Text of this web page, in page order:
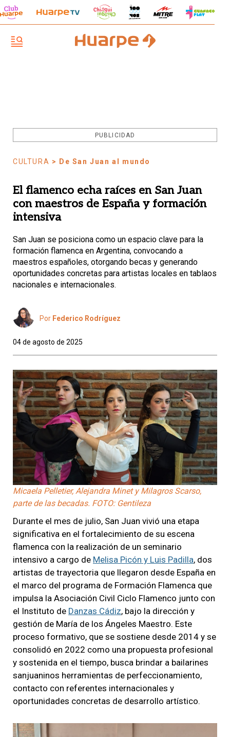
PUBLICIDAD
CULTURA > De San Juan al mundo
El flamenco echa raíces en San Juan
con maestros de España y formación
intensiva
San Juan se posiciona como un espacio clave para la
formación flamenca en Argentina, convocando a
maestros españoles, otorgando becas y generando
oportunidades concretas para artistas locales en tablaos
nacionales e internacionales.
Por Federico Rodríguez
04 de agosto de 2025
Micaela Pelletier, Alejandra Minet y Milagros Scarso,
parte de las becadas. FOTO: Gentileza
Durante el mes de julio, San Juan vivió una etapa
significativa en el fortalecimiento de su escena
flamenca con la realización de un seminario
intensivo a cargo de Melisa Picón y Luis Padilla, dos
artistas de trayectoria que llegaron desde España en
el marco del programa de Formación Flamenca que
impulsa la Asociación Civil Ciclo Flamenco junto con
el Instituto de Danzas Cádiz, bajo la dirección y
gestión de María de los Ángeles Maestro. Este
proceso formativo, que se sostiene desde 2014 y se
consolidó en 2022 como una propuesta profesional
y sostenida en el tiempo, busca brindar a bailarines
sanjuaninos herramientas de perfeccionamiento,
contacto con referentes internacionales y
oportunidades concretas de desarrollo artístico.